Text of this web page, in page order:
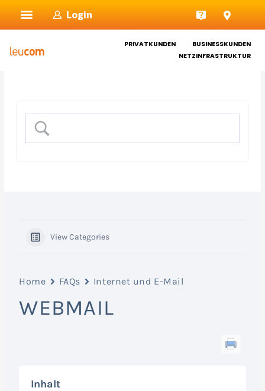
Inhalt
springen
Login
PRIVATKUNDEN
BUSINESSKUNDEN
NETZINFRASTRUKTUR
View Categories
Home FAQs Internet und E-Mail
WEBMAIL
Inhalt